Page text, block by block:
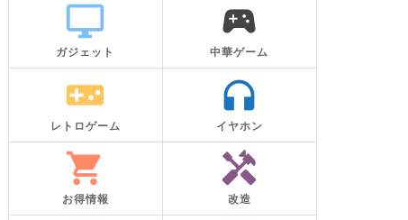
desktop_windows
ガジェット
sports_esports
中華ゲーム
videogame_asset
レトロゲーム
headphones
イヤホン
shopping_cart
お得情報
handyman
改造